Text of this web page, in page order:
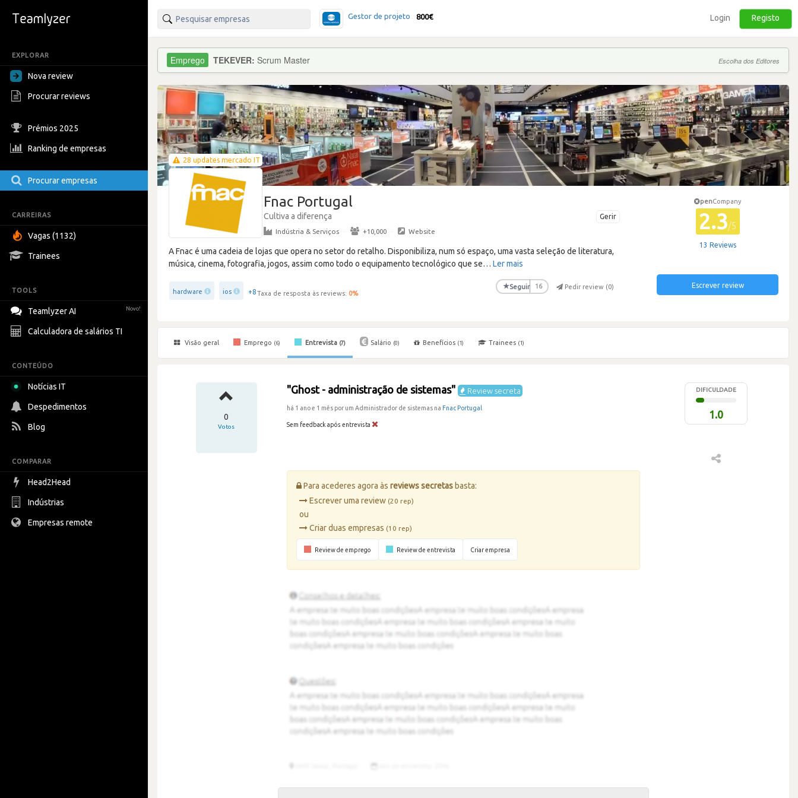
EXPLORAR
Nova review
Procurar reviews
Prémios 2025
Ranking de empresas
Procurar empresas
CARREIRAS
Vagas (1132)
Trainees
TOOLS
Teamlyzer AI Novo!
Calculadora de salários TI
CONTEÚDO
Notícias IT
Despedimentos
Blog
COMPARAR
Head2Head
Indústrias
Empresas remote
Gestor de projeto 800€ Login Registo
TEKEVER: Scrum Master Escolha dos Editores
28 updates mercado IT
Fnac Portugal
Gerir
Cultiva a diferença
Indústria & Serviços · +10,000 · Website
A Fnac é uma cadeia de lojas que opera no setor do retalho. Disponibiliza, num só espaço, uma vasta seleção de literatura,
música, cinema, fotografia, jogos, assim como todo o equipamento tecnológico que se… Ler mais
hardware ios +8Taxa de resposta às reviews: 0%
★Seguir 16 Pedir review (0)
penCompany
2.3/5
13 Reviews
Escrever review
Visão geral Emprego (6) Entrevista (7) Salário (0) Benefícios (1) Trainees (1)
0
Votos
"Ghost - administração de sistemas" Review secreta
há 1 ano e 1 mês por um Administrador de sistemas na Fnac Portugal
Sem feedback após entrevista
DIFICULDADE
1.0
Para acederes agora àsreviews secretas basta:
Escrever uma review(20 rep)
ou
Criar duas empresas(10 rep)
Review de emprego Review de entrevista Criar empresa